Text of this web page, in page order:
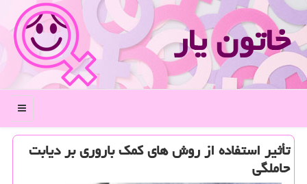
خاتون یار
منو
تأثیر استفاده از روش های كمك باروری بر دیابت
حاملگی